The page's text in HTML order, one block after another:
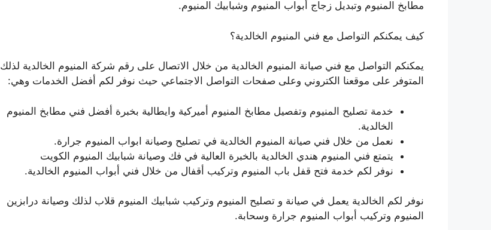
مطابخ المنيوم وتبديل زجاج أبواب المنيوم وشبابيك المنيوم.
كيف يمكنكم التواصل مع فني المنيوم الخالدية؟
يمكنكم التواصل مع فني صيانة المنيوم الخالدية من خلال الاتصال على رقم شركة المنيوم الخالدية لذلك
المتوفر على موقعنا الكتروني وعلى صفحات التواصل الاجتماعي حيث نوفر لكم أفضل الخدمات وهي:
خدمة تصليح المنيوم وتفصيل مطابخ المنيوم أميركية وايطالية بخبرة أفضل فني مطابخ المنيوم
الخالدية.
نعمل من خلال فني صيانة المنيوم الخالدية في تصليح وصيانة ابواب المنيوم جرارة.
يتمتع فني المنيوم هندي الخالدية بالخبرة العالية في فك وصيانة شبابيك المنيوم الكويت
نوفر لكم خدمة فتح قفل باب المنيوم وتركيب أقفال من خلال فني أبواب المنيوم الخالدية.
نوفر لكم الخالدية يعمل في صيانة و تصليح المنيوم وتركيب شبابيك المنيوم قلاب لذلك وصيانة درابزين
المنيوم وتركيب أبواب المنيوم جرارة وسحابة.